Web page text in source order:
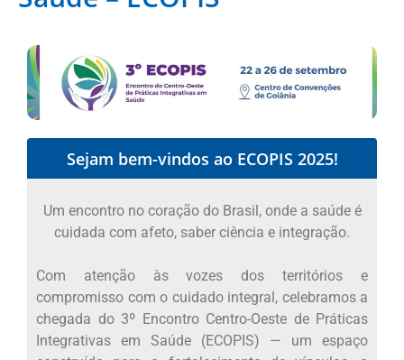
Sejam bem-vindos ao ECOPIS 2025!
Um encontro no coração do Brasil, onde a saúde é
cuidada com afeto, saber ciência e integração.
Com atenção às vozes dos territórios e
compromisso com o cuidado integral, celebramos a
chegada do 3º Encontro Centro-Oeste de Práticas
Integrativas em Saúde (ECOPIS) — um espaço